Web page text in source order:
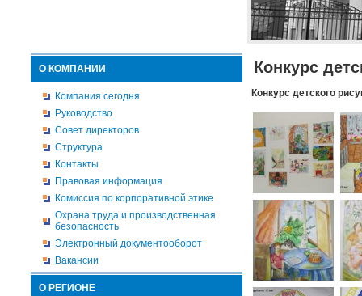
О КОМПАНИИ
Компания сегодня
Руководство
Совет директоров
Структура
Контакты
Правовая информация
Комиссия по корпоративной этике
Охрана труда и производственная
безопасность
Электронный документооборот
Вакансии
О РЕГИОНЕ
Конкурс
Конкурс детского